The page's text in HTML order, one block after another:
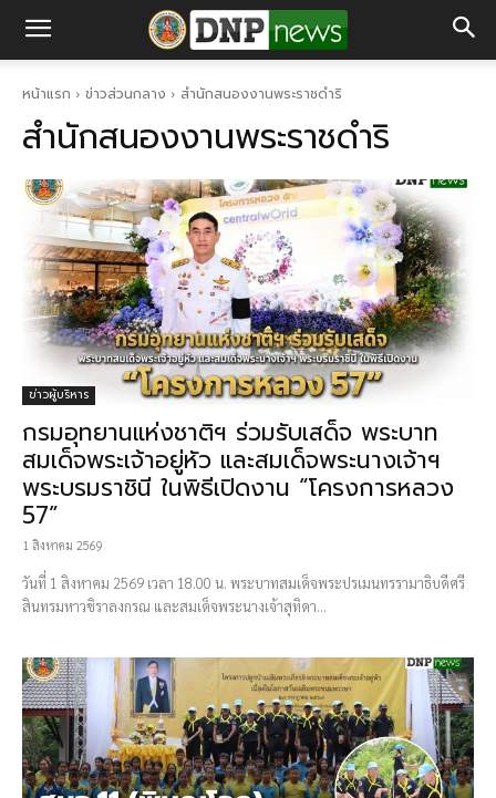
หน้าแรก ข่าวส่วนกลาง สำนักสนองงานพระราชดำริ
สำนักสนองงานพระราชดำริ
ข่าวผู้บริหาร
กรมอุทยานแห่งชาติฯ ร่วมรับเสด็จ พระบาท
สมเด็จพระเจ้าอยู่หัว และสมเด็จพระนางเจ้าฯ
พระบรมราชินี ในพิธีเปิดงาน “โครงการหลวง
57”
1 สิงหาคม 2569
วันที่ 1 สิงหาคม 2569 เวลา 18.00 น. พระบาทสมเด็จพระปรเมนทรรามาธิบดีศรี
สินทรมหาวชิราลงกรณ และสมเด็จพระนางเจ้าสุทิดา...